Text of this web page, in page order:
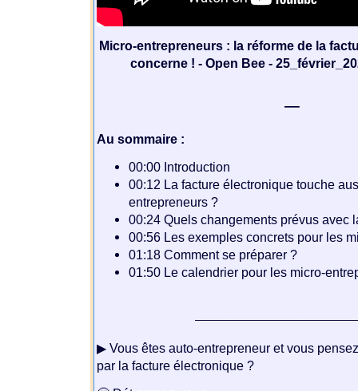
Micro-entrepreneurs : la réforme de la
concerne ! - Open Bee -
—
Au sommaire :
00:00 Introduction
00:12 La facture électronique touche
entrepreneurs ?
00:24 Quels changements prévus avec
00:56 Les exemples concrets pour les
01:18 Comment se préparer ?
01:50 Le calendrier pour les micro-
▶ Vous êtes auto-entrepreneur et vous
par la facture électronique ?